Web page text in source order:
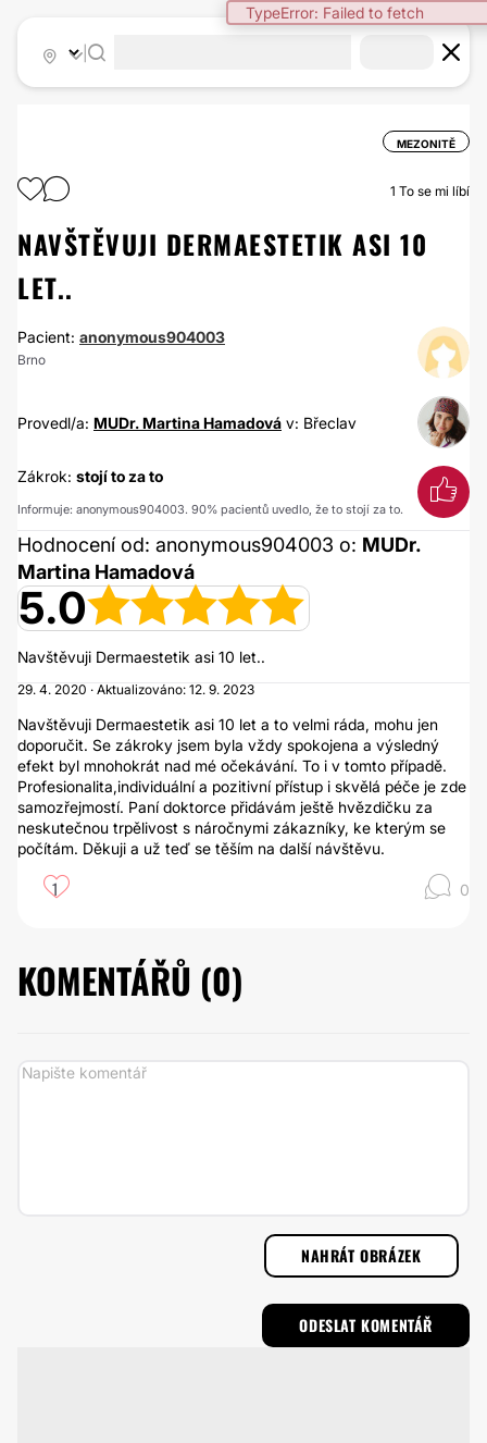
TypeError: Failed to fetch
MEZONITĚ
1 To se mi líbí
NAVŠTĚVUJI DERMAESTETIK ASI 10
LET..
Pacient: anonymous904003
Brno
Provedl/a: MUDr. Martina Hamadová v: Břeclav
Zákrok: stojí to za to
Informuje: anonymous904003. 90% pacientů uvedlo, že to stojí za to.
Hodnocení od: anonymous904003 o: MUDr.
Martina Hamadová
5.0
Navštěvuji Dermaestetik asi 10 let..
29. 4. 2020 · Aktualizováno: 12. 9. 2023
Navštěvuji Dermaestetik asi 10 let a to velmi ráda, mohu jen
doporučit. Se zákroky jsem byla vždy spokojena a výsledný
efekt byl mnohokrát nad mé očekávání. To i v tomto případě.
Profesionalita,individuální a pozitivní přístup i skvělá péče je zde
samozřejmostí. Paní doktorce přidávám ještě hvězdičku za
neskutečnou trpělivost s náročnymi zákazníky, ke kterým se
počítám. Děkuji a už teď se těším na další návštěvu.
1 0
KOMENTÁŘŮ (0)
NAHRÁT OBRÁZEK